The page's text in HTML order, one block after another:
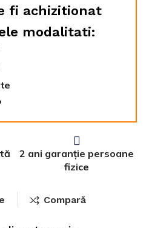
fi achizitionat
modalitati:
2 ani garanție persoane
fizice
Compară